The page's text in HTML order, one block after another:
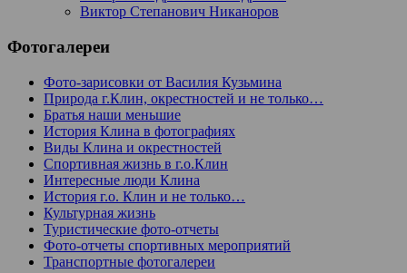
Виктор Степанович Никаноров
Фотогалереи
Фото-зарисовки от Василия Кузьмина
Природа г.Клин, окрестностей и не только…
Братья наши меньшие
История Клина в фотографиях
Виды Клина и окрестностей
Спортивная жизнь в г.о.Клин
Интересные люди Клина
История г.о. Клин и не только…
Культурная жизнь
Туристические фото-отчеты
Фото-отчеты спортивных мероприятий
Транспортные фотогалереи